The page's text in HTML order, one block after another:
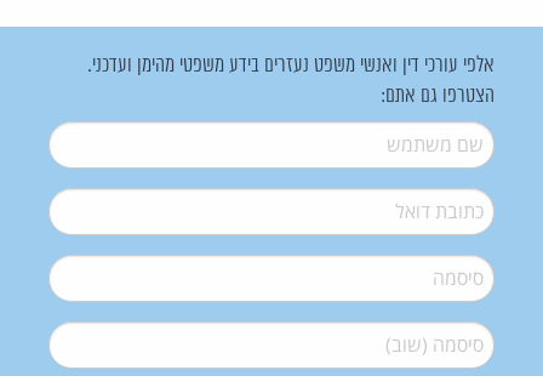
אלפי עורכי דין ואנשי משפט נעזרים בידע משפטי מהימן ועדכני.
הצטרפו גם אתם:
שם משתמש*
דואל*
סיסמה*
סיסמה (שוב)*